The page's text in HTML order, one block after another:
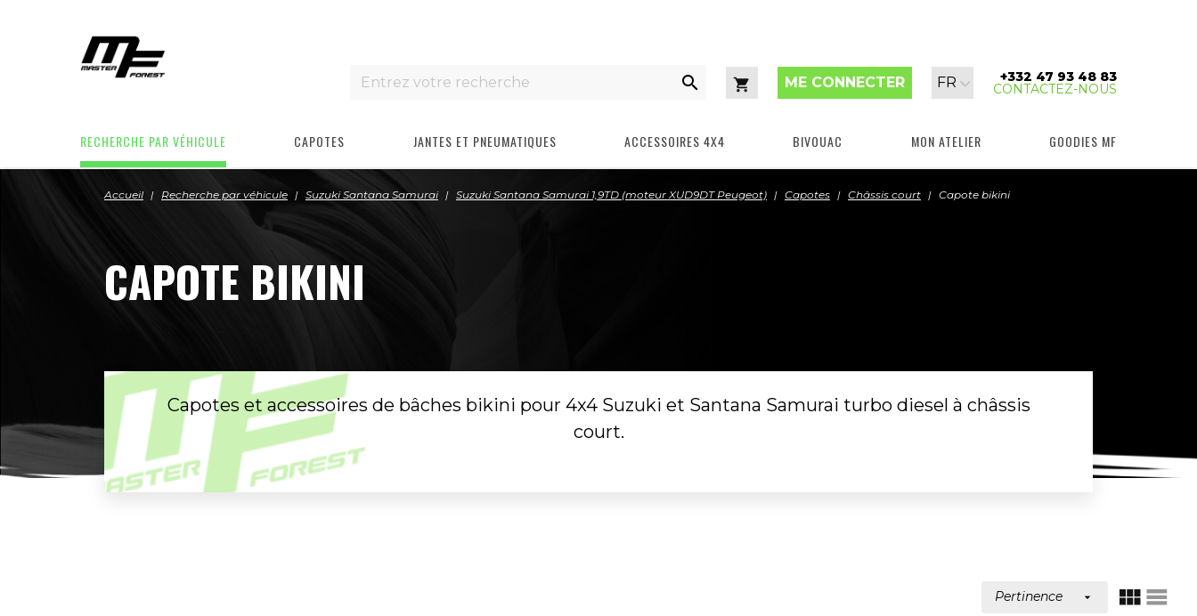

Panier
ME CONNECTER
Langue
:
FR +332 47 93 48 83
CONTACTEZ-NOUS
RECHERCHE PAR VÉHICULE CAPOTES JANTES ET PNEUMATIQUES ACCESSOIRES 4X4 BIVOUAC MON ATELIER GOODIES MF
Accueil Recherche par véhicule Suzuki Santana Samurai Suzuki Santana Samurai 1,9TD (moteur XUD9DT Peugeot) Capotes Châssis court Capote bikini
CAPOTE BIKINI
Capotes et accessoires de bâches bikini pour 4x4 Suzuki et Santana Samurai turbo diesel à châssis
court.
Pertinence 
VUEVUE